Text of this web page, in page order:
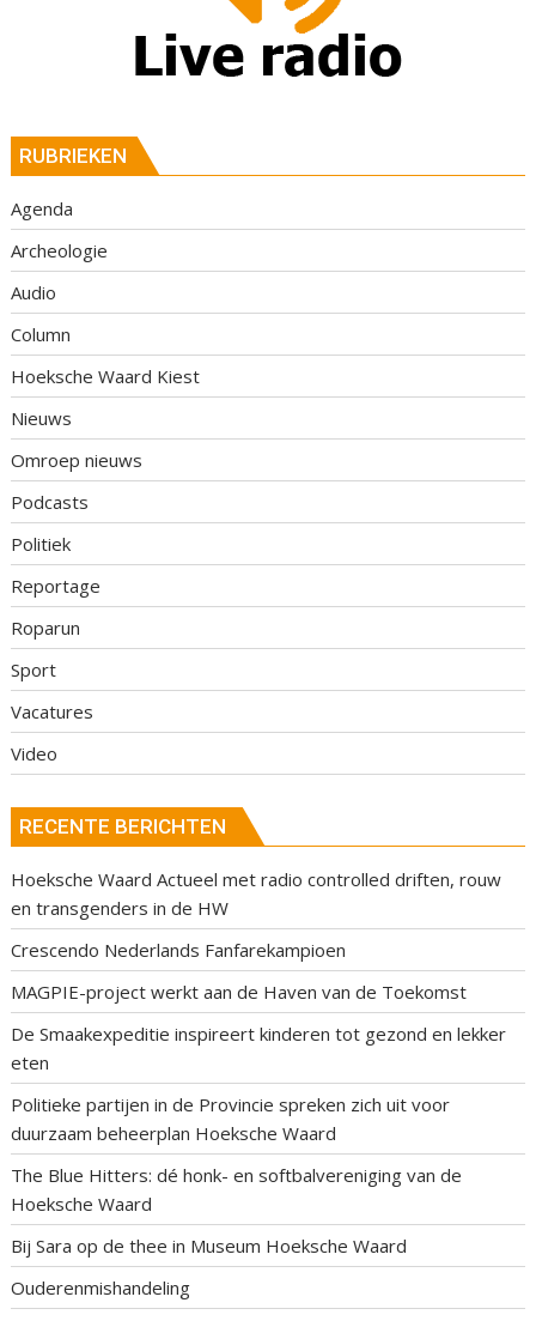
RUBRIEKEN
Agenda
Archeologie
Audio
Column
Hoeksche Waard Kiest
Nieuws
Omroep nieuws
Podcasts
Politiek
Reportage
Roparun
Sport
Vacatures
Video
RECENTE BERICHTEN
Hoeksche Waard Actueel met radio controlled driften, rouw
en transgenders in de HW
Crescendo Nederlands Fanfarekampioen
MAGPIE-project werkt aan de Haven van de Toekomst
De Smaakexpeditie inspireert kinderen tot gezond en lekker
eten
Politieke partijen in de Provincie spreken zich uit voor
duurzaam beheerplan Hoeksche Waard
The Blue Hitters: dé honk- en softbalvereniging van de
Hoeksche Waard
Bij Sara op de thee in Museum Hoeksche Waard
Ouderenmishandeling